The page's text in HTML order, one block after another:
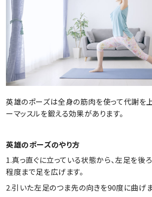
英雄のポーズは全身の筋肉を使って代謝を
ーマッスルを鍛える効果があります。
英雄のポーズのやり方
1.真っ直ぐに立っている状態から、左足を後
程度まで足を広げます。
2.引いた左足のつま先の向きを90度に曲げま